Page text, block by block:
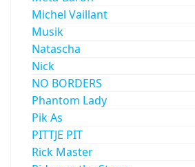
Michel Vaillant
Musik
Natascha
Nick
NO BORDERS
Phantom Lady
Pik As
PITTJE PIT
Rick Master